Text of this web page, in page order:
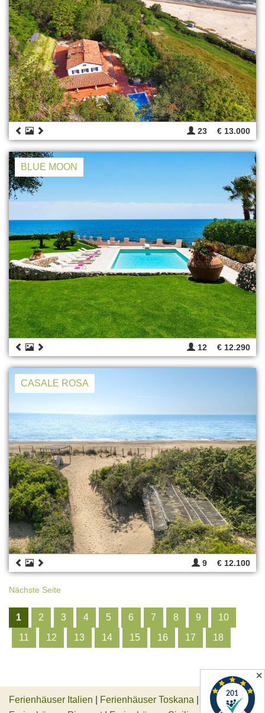
23 € 13.000
BLUE MOON
12 € 12.290
CASALE ROSA
9 € 12.100
Nächste Seite
1 2 3 4 5 6 7 8 9
10
11
12 13 14 15 16 17 18
Ferienhäuser Italien Ferienhäuser Toskana
✕